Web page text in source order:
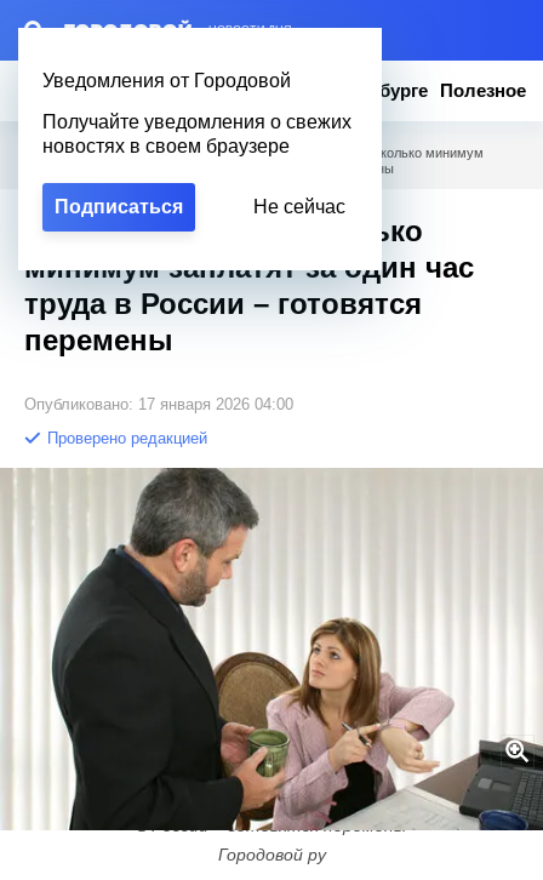
– НОВОСТИ ДНЯ
Уведомления от Городовой
Получайте уведомления о свежих
новостях в своем браузере
Подписаться Не сейчас
Новости Эксклюзив Вопросы о Петербурге Полезное
Городовой Новости Петербурга / Часовая сенсация: сколько минимум
заплатят за один час труда в России – готовятся перемены
Часовая сенсация: сколько
минимум заплатят за один час
труда в России – готовятся
перемены
Опубликовано: 17 января 2026 04:00
Проверено редакцией
Часовая сенсация: сколько минимум заплатят за один час труда
в России – готовятся перемены
Городовой ру